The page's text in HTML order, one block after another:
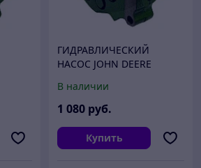
ГИДРАВЛИЧЕСКИЙ
НАСОС JOHN DEERE
В наличии
1 080 руб.
Купить